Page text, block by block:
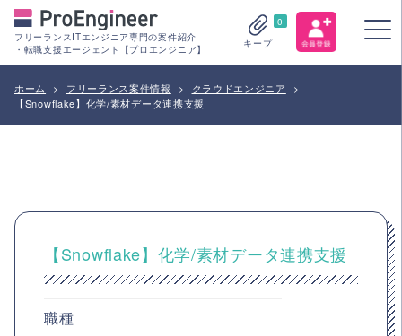
フリーランスITエンジニア専門の案件紹介
・転職支援エージェント【プロエンジニア】
0
キープ
ホーム > フリーランス案件情報 > クラウドエンジニア
>
【Snowflake】化学/素材データ連携支援
【Snowflake】化学/素材データ連携支援
職種